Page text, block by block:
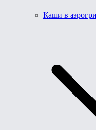
Каши в